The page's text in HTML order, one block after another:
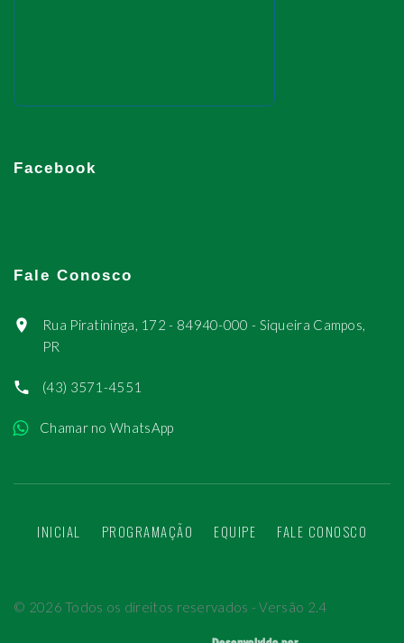
Facebook
Fale Conosco
Rua Piratininga, 172 - 84940-000 - Siqueira Campos,
PR
(43) 3571-4551
Chamar no WhatsApp
INICIAL PROGRAMAÇÃO EQUIPE FALE CONOSCO
© 2026 Todos os direitos reservados - Versão 2.4